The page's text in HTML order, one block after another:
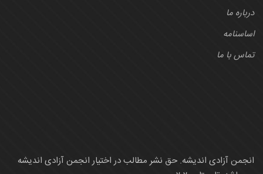
درباره ما
اساسنامه
تماس با ما
انجمن آزادی اندیشه. حق نشر مطالب در اختیار انجمن آزادی اندیشه